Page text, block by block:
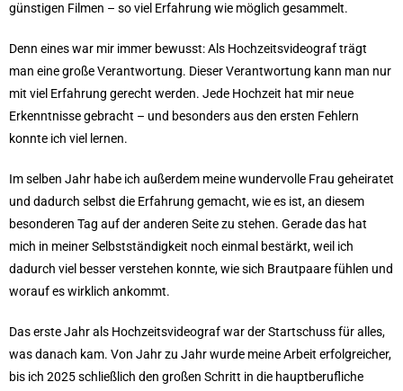
günstigen Filmen – so viel Erfahrung wie möglich gesammelt.
Denn eines war mir immer bewusst: Als Hochzeitsvideograf trägt
man eine große Verantwortung. Dieser Verantwortung kann man nur
mit viel Erfahrung gerecht werden. Jede Hochzeit hat mir neue
Erkenntnisse gebracht – und besonders aus den ersten Fehlern
konnte ich viel lernen.
Im selben Jahr habe ich außerdem meine wundervolle Frau geheiratet
und dadurch selbst die Erfahrung gemacht, wie es ist, an diesem
besonderen Tag auf der anderen Seite zu stehen. Gerade das hat
mich in meiner Selbstständigkeit noch einmal bestärkt, weil ich
dadurch viel besser verstehen konnte, wie sich Brautpaare fühlen und
worauf es wirklich ankommt.
Das erste Jahr als Hochzeitsvideograf war der Startschuss für alles,
was danach kam. Von Jahr zu Jahr wurde meine Arbeit erfolgreicher,
bis ich 2025 schließlich den großen Schritt in die hauptberufliche